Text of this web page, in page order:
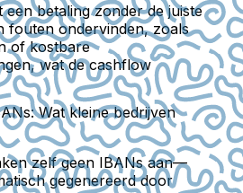
een betaling zonder de juiste
fouten ondervinden, zoals
of kostbare
wat de cashflow
Wat kleine bedrijven
zelf geen IBANs aan—
gegenereerd door